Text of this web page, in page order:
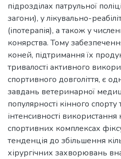
підрозділах патрульної
загони), у лікувально-
(іпотерапія), а також у
конярства. Тому
коней, підтримання їх
тривалості активного
спортивного довголіття, є
завдань ветеринарної
популярності кінного
інтенсивності
спортивних комплексах
тенденція до збільшення
хірургічних захворювань